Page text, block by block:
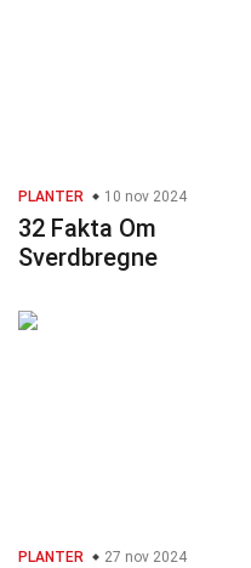
PLANTER 10 nov 2024
32 Fakta Om
Sverdbregne
PLANTER 27 nov 2024